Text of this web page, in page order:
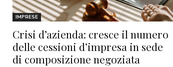
IMPRESE
Crisi d’azienda: cresce il numero
delle cessioni d’impresa in sede
di composizione negoziata